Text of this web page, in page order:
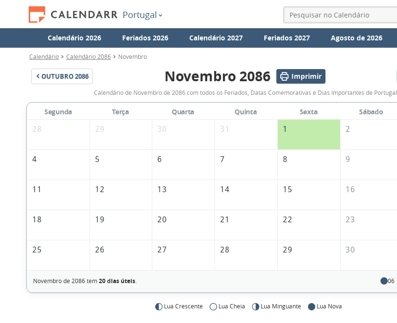
Portugal
Calendário 2026 Feriados 2026 Calendário 2027 Feriados 2027 Agosto de 2026
Calendário Calendário 2086 Novembro
OUTUBRO2086
Calendário
de
Novembro
Novembro 2086 Imprimir
Calendário de Novembro de 2086 com todos os Feriados, Datas Comemorativas e Dias Importantes de Portugal.
Segunda Terça Quarta Quinta Sexta Sábado
28
29 30 31 1 2
4 5 6 7 8 9
11 12 13 14 15 16
18 19 20 21 22 23
25 26 27 28 29 30
Novembro de 2086 tem20 dias úteis. 06
Lua Crescente Lua Cheia Lua Minguante Lua Nova